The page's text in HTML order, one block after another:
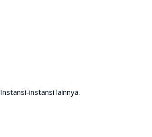
instansi lainnya.